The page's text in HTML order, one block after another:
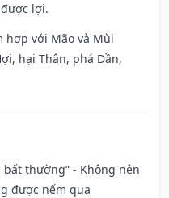
lợi.
hợp với Mão và Mùi
hại Thân, phá Dần,
thường” - Không nên
được nếm qua